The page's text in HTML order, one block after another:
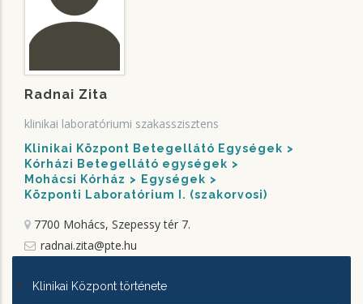
Radnai Zita
klinikai laboratóriumi szakasszisztens
Klinikai Központ Betegellátó Egységek
Kórházi Betegellátó egységek
Mohácsi Kórház
Egységek
Központi Laboratórium I. (szakorvosi)
7700 Mohács, Szepessy tér 7.
radnai.zita@pte.hu
KLINIKAI
Klinikai Központ története